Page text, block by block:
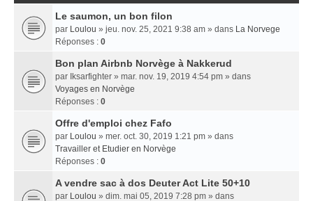
Le saumon, un bon filon
par Loulou » jeu. nov. 25, 2021 9:38 am » dans La Norvege
Réponses : 0
Bon plan Airbnb Norvège à Nakkerud
par Iksarfighter » mar. nov. 19, 2019 4:54 pm » dans
Voyages en Norvège
Réponses : 0
Offre d'emploi chez Fafo
par Loulou » mer. oct. 30, 2019 1:21 pm » dans
Travailler et Etudier en Norvège
Réponses : 0
A vendre sac à dos Deuter Act Lite 50+10
par Loulou » dim. mai 05, 2019 7:28 pm » dans